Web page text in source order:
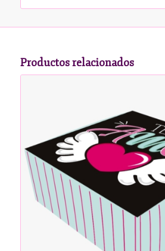
Productos relacionados